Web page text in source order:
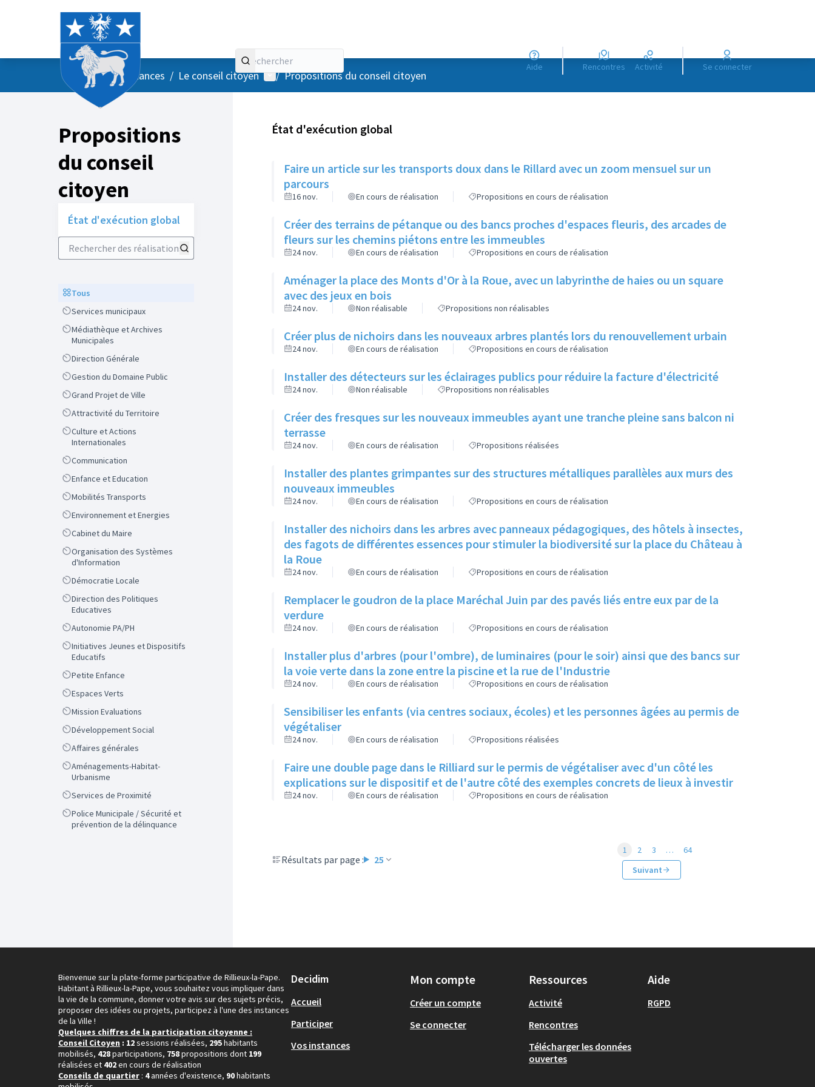
Aide Rencontres Activité Se connecter
AccueilMenu principal
/ Vos instances / Le conseil citoyen Menu utilisateur
/ Propositions du conseil citoyen
Propositions
du conseil
citoyen
État d'exécution global
Rechercher des réalisations
ScopeTous
ScopeServices municipaux
Scope
Médiathèque et Archives
Municipales
ScopeDirection Générale
ScopeGestion du Domaine Public
ScopeGrand Projet de Ville
ScopeAttractivité du Territoire
Scope
Culture et Actions
Internationales
ScopeCommunication
ScopeEnfance et Education
ScopeMobilités Transports
ScopeEnvironnement et Energies
ScopeCabinet du Maire
Scope
Organisation des Systèmes
d'Information
ScopeDémocratie Locale
Scope
Direction des Politiques
Educatives
ScopeAutonomie PA/PH
Scope
Initiatives Jeunes et Dispositifs
Educatifs
ScopePetite Enfance
ScopeEspaces Verts
ScopeMission Evaluations
ScopeDéveloppement Social
ScopeAffaires générales
Scope
Aménagements-Habitat-
Urbanisme
ScopeServices de Proximité
Scope
Police Municipale / Sécurité et
prévention de la délinquance
État d'exécution global
Faire un article sur les transports doux dans le Rillard avec un zoom mensuel sur un
parcours
16 nov. En cours de réalisation Propositions en cours de réalisation
Créer des terrains de pétanque ou des bancs proches d'espaces fleuris, des arcades de
fleurs sur les chemins piétons entre les immeubles
24 nov. En cours de réalisation Propositions en cours de réalisation
Aménager la place des Monts d'Or à la Roue, avec un labyrinthe de haies ou un square
avec des jeux en bois
24 nov. Non réalisable Propositions non réalisables
Créer plus de nichoirs dans les nouveaux arbres plantés lors du renouvellement urbain
24 nov. En cours de réalisation Propositions en cours de réalisation
Installer des détecteurs sur les éclairages publics pour réduire la facture d'électricité
24 nov. Non réalisable Propositions non réalisables
Créer des fresques sur les nouveaux immeubles ayant une tranche pleine sans balcon ni
terrasse
24 nov. En cours de réalisation Propositions réalisées
Installer des plantes grimpantes sur des structures métalliques parallèles aux murs des
nouveaux immeubles
24 nov. En cours de réalisation Propositions en cours de réalisation
Installer des nichoirs dans les arbres avec panneaux pédagogiques, des hôtels à insectes,
des fagots de différentes essences pour stimuler la biodiversité sur la place du Château à
la Roue
24 nov. En cours de réalisation Propositions en cours de réalisation
Remplacer le goudron de la place Maréchal Juin par des pavés liés entre eux par de la
verdure
24 nov. En cours de réalisation Propositions en cours de réalisation
Installer plus d'arbres (pour l'ombre), de luminaires (pour le soir) ainsi que des bancs sur
la voie verte dans la zone entre la piscine et la rue de l'Industrie
24 nov. En cours de réalisation Propositions en cours de réalisation
Sensibiliser les enfants (via centres sociaux, écoles) et les personnes âgées au permis de
végétaliser
24 nov. En cours de réalisation Propositions réalisées
Faire une double page dans le Rilliard sur le permis de végétaliser avec d'un côté les
explications sur le dispositif et de l'autre côté des exemples concrets de lieux à investir
24 nov. En cours de réalisation Propositions en cours de réalisation
Résultats par page : 25
1 2 3 …
64
Suivant
Bienvenue sur la plate-forme participative de Rillieux-la-Pape.
Habitant à Rillieux-la-Pape, vous souhaitez vous impliquer dans
la vie de la commune, donner votre avis sur des sujets précis,
proposer des idées ou projets, participez à l'une des instances
de la Ville !
Quelques chiffres de la participation citoyenne :
Conseil Citoyen : 12sessions réalisées, 295habitants
mobilisés, 428participations, 758propositions dont 199
réalisées et 402en cours de réalisation
Conseils de quartier : 4années d'existence, 90habitants
Decidim
Accueil
Participer
Vos instances
Mon compte
Créer un compte
Se connecter
Ressources
Activité
Rencontres
Télécharger les données
ouvertes
Aide
RGPD